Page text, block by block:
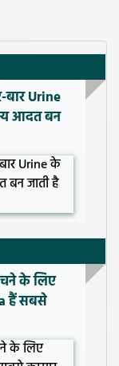
बार Urine
आदत बन
के लिए
हैं सबसे